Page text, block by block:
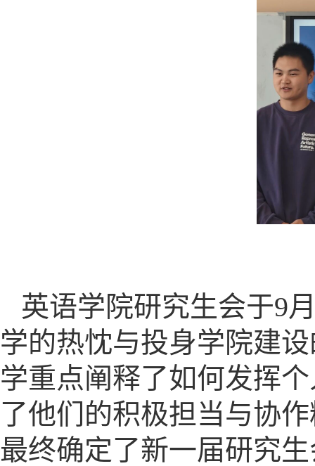
英语学院研究生会于9
学的热忱与投身学院建
学重点阐释了如何发挥
了他们的积极担当与协
最终确定了新一届研究